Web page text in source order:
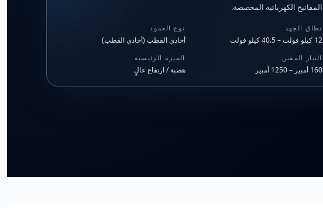
المفاتيح الكهربائية المخصصة.
نطاق الجهد
12 كيلو فولت – 40.5 كيلو فولت
نوع العمود
أحادي القطب (أحادي القطب)
التيار المقنن
160 أمبير – 1250 أمبير
الميزة الرئيسية
هضبة / ارتفاع عالٍ